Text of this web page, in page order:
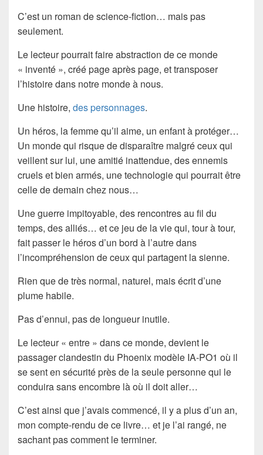
C’est un roman de science-fiction… mais pas
seulement.
Le lecteur pourrait faire abstraction de ce monde
« inventé », créé page après page, et transposer
l’histoire dans notre monde à nous.
Une histoire, des personnages.
Un héros, la femme qu’il aime, un enfant à protéger…
Un monde qui risque de disparaître malgré ceux qui
veillent sur lui, une amitié inattendue, des ennemis
cruels et bien armés, une technologie qui pourrait être
celle de demain chez nous…
Une guerre impitoyable, des rencontres au fil du
temps, des alliés… et ce jeu de la vie qui, tour à tour,
fait passer le héros d’un bord à l’autre dans
l’incompréhension de ceux qui partagent la sienne.
Rien que de très normal, naturel, mais écrit d’une
plume habile.
Pas d’ennui, pas de longueur inutile.
Le lecteur « entre » dans ce monde, devient le
passager clandestin du Phoenix modèle IA-PO1 où il
se sent en sécurité près de la seule personne qui le
conduira sans encombre là où il doit aller…
C’est ainsi que j’avais commencé, il y a plus d’un an,
mon compte-rendu de ce livre… et je l’ai rangé, ne
sachant pas comment le terminer.